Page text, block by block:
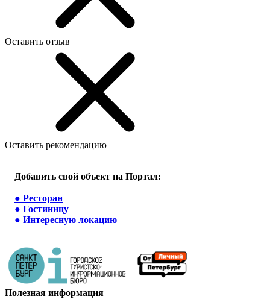
Оставить отзыв
Оставить рекомендацию
Добавить свой объект на Портал:
● Ресторан
● Гостиницу
● Интересную локацию
Полезная информация